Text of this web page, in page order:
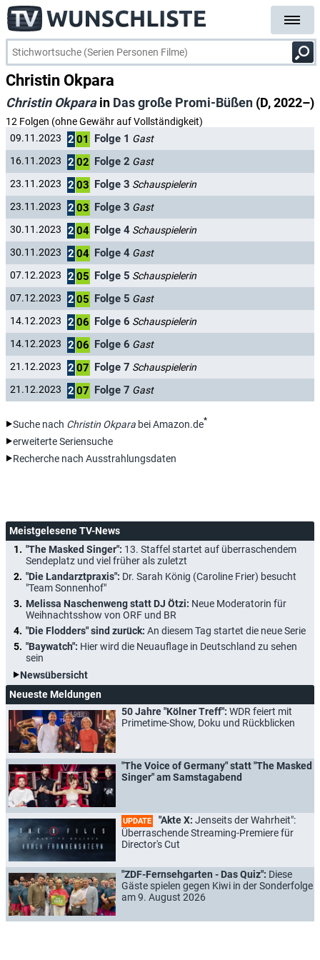
Christin Okpara
Christin Okparain Das große Promi-Büßen (D, 2022–)
12 Folgen (ohne Gewähr auf Vollständigkeit)
09.11.2023
2 01 Folge 1 Gast
16.11.2023
2 02 Folge 2 Gast
23.11.2023
2 03 Folge 3 Schauspielerin
23.11.2023
2 03 Folge 3 Gast
30.11.2023
2 04 Folge 4 Schauspielerin
30.11.2023
2 04 Folge 4 Gast
07.12.2023
2 05 Folge 5 Schauspielerin
07.12.2023
2 05 Folge 5 Gast
14.12.2023
2 06 Folge 6 Schauspielerin
14.12.2023
2 06 Folge 6 Gast
21.12.2023
2 07 Folge 7 Schauspielerin
21.12.2023
2 07 Folge 7 Gast
Suche nach Christin Okpara bei Amazon.de*
erweiterte Seriensuche
Recherche nach Ausstrahlungsdaten
Meistgelesene TV-News
"The Masked Singer": 13. Staffel startet auf überraschendem
Sendeplatz und viel früher als zuletzt
"Die Landarztpraxis": Dr. Sarah König (Caroline Frier) besucht
"Team Sonnenhof"
Melissa Naschenweng statt DJ Ötzi: Neue Moderatorin für
Weihnachtsshow von ORF und BR
"Die Flodders" sind zurück: An diesem Tag startet die neue Serie
"Baywatch": Hier wird die Neuauflage in Deutschland zu sehen
sein
Newsübersicht
Neueste Meldungen
50 Jahre "Kölner Treff": WDR feiert mit
Primetime-Show, Doku und Rückblicken
"The Voice of Germany" statt "The Masked
Singer" am Samstagabend
UPDATE "Akte X: Jenseits der Wahrheit":
Überraschende Streaming-Premiere für
Director's Cut
"ZDF-Fernsehgarten - Das Quiz": Diese
Gäste spielen gegen Kiwi in der Sonderfolge
am 9. August 2026